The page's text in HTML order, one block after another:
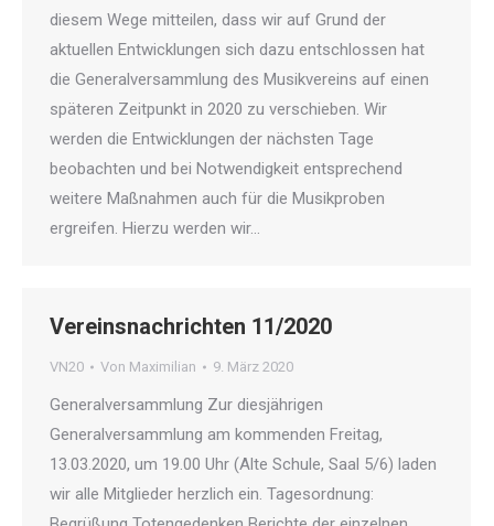
diesem Wege mitteilen, dass wir auf Grund der
aktuellen Entwicklungen sich dazu entschlossen hat
die Generalversammlung des Musikvereins auf einen
späteren Zeitpunkt in 2020 zu verschieben. Wir
werden die Entwicklungen der nächsten Tage
beobachten und bei Notwendigkeit entsprechend
weitere Maßnahmen auch für die Musikproben
ergreifen. Hierzu werden wir…
Vereinsnachrichten 11/2020
VN20 Von Maximilian 9. März 2020
Generalversammlung Zur diesjährigen
Generalversammlung am kommenden Freitag,
13.03.2020, um 19.00 Uhr (Alte Schule, Saal 5/6) laden
wir alle Mitglieder herzlich ein. Tagesordnung: